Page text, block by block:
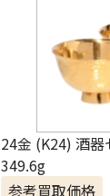
24金 (K24) 酒器
349.6g
参考買取価格